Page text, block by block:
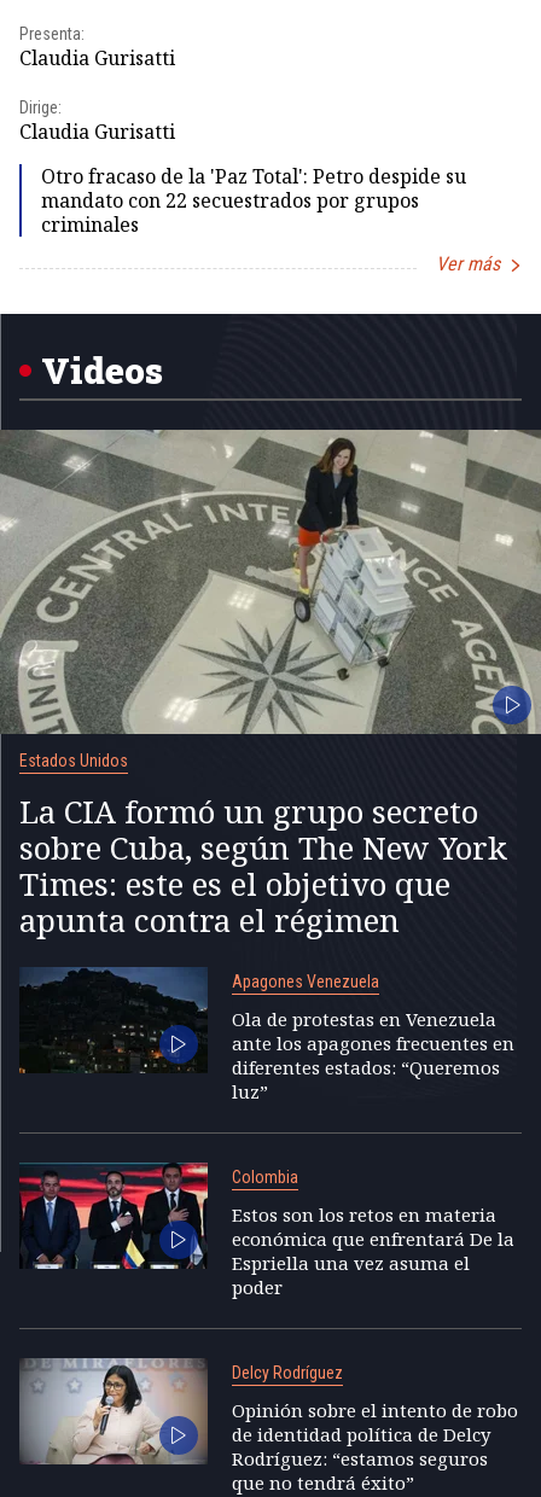
Presenta:
Claudia Gurisatti
Dirige:
Claudia Gurisatti
Otro fracaso de la 'Paz Total': Petro despide su
mandato con 22 secuestrados por grupos
criminales
Ver más
1
Videos
Estados Unidos
La CIA formó un grupo secreto
sobre Cuba, según The New York
Times: este es el objetivo que
apunta contra el régimen
Apagones Venezuela
Ola de protestas en Venezuela
ante los apagones frecuentes en
diferentes estados: “Queremos
luz”
Colombia
Estos son los retos en materia
económica que enfrentará De la
Espriella una vez asuma el
poder
Delcy Rodríguez
Opinión sobre el intento de robo
de identidad política de Delcy
Rodríguez: “estamos seguros
que no tendrá éxito”